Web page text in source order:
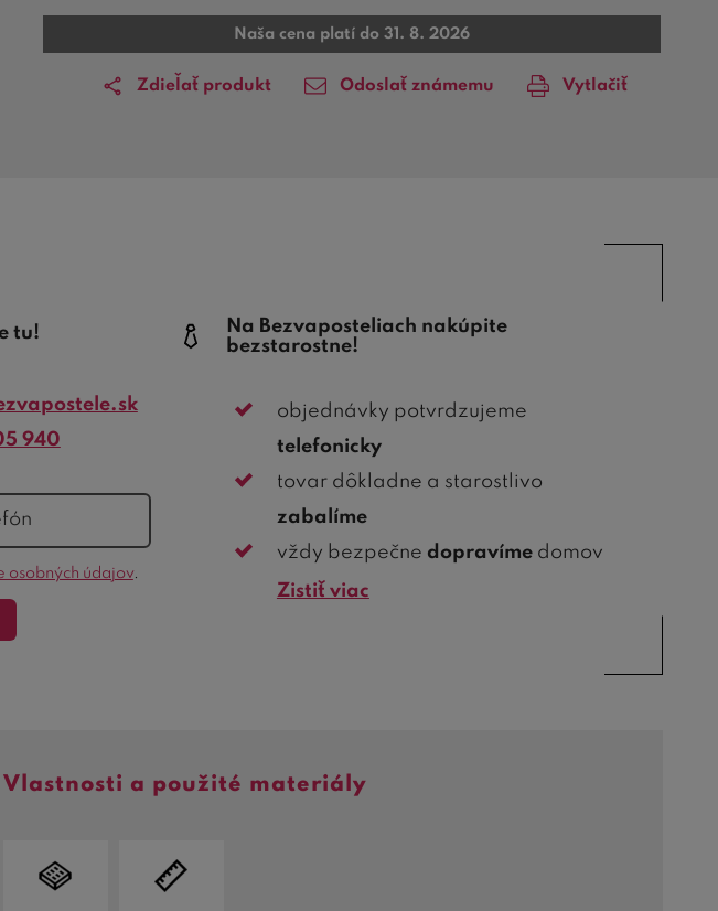
Naša cena platí do 31. 8. 2026
Zdieľať produkt Odoslať známemu Vytlačiť
tu!
940
osobných údajov.
Na Bezvaposteliach nakúpite
bezstarostne!
objednávky potvrdzujeme
telefonicky
tovar dôkladne a starostlivo
zabalíme
vždy bezpečne dopravímedomov
Zistiť viac
Vlastnosti a použité materiály